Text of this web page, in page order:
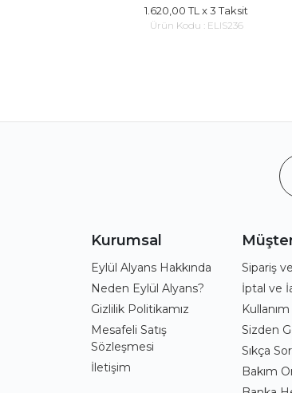
1.620,00 TL x 3 Taksit
Ürün Kodu : ELIS236
Kurumsal
Eylül Alyans Hakkında
Neden Eylül Alyans?
Gizlilik Politikamız
Mesafeli Satış
Sözleşmesi
İletişim
Sipariş
İptal ve
Sizden
Sıkça
Bakım